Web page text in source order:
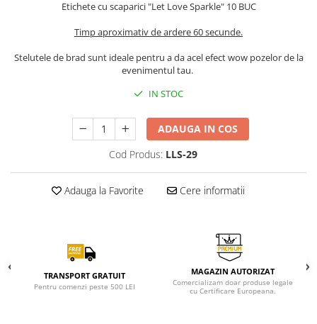
Etichete cu scaparici "Let Love Sparkle" 10 BUC
Timp aproximativ de ardere 60 secunde.
Stelutele de brad sunt ideale pentru a da acel efect wow pozelor de la
evenimentul tau.
IN STOC
ADAUGA IN COS
Cod Produs: LLS-29
Adauga la Favorite Cere informatii
TRANSPORT GRATUIT
Pentru comenzi peste 500 LEI
MAGAZIN AUTORIZAT
Comercializam doar produse legale
cu Certificare Europeana.